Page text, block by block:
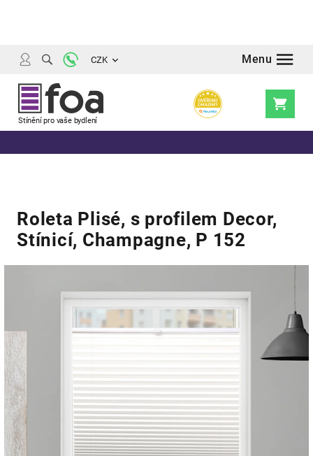
CZK
Nákupní
Roleta Plisé, s profilem Decor,
Stínicí, Champagne, P 152